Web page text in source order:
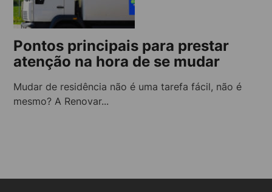
Pontos principais para prestar
atenção na hora de se mudar
Mudar de residência não é uma tarefa fácil, não é
mesmo? A Renovar...